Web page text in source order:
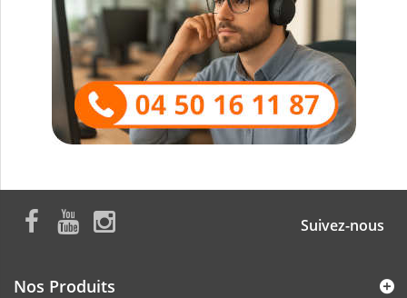
Suivez-nous
Nos Produits